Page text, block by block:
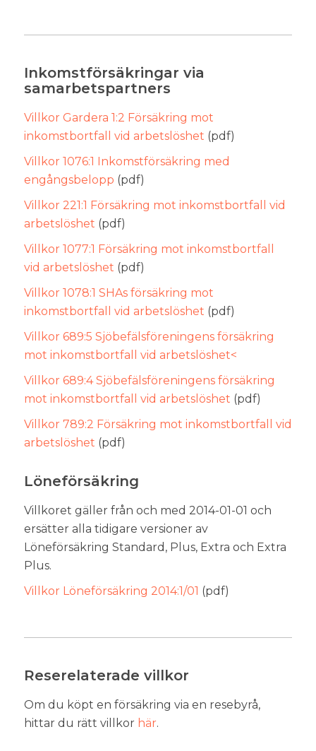
Inkomstförsäkringar via
samarbetspartners
Villkor Gardera 1:2 Försäkring mot
inkomstbortfall vid arbetslöshet (pdf)
Villkor 1076:1 Inkomstförsäkring med
engångsbelopp (pdf)
Villkor 221:1 Försäkring mot inkomstbortfall vid
arbetslöshet (pdf)
Villkor 1077:1 Försäkring mot inkomstbortfall
vid arbetslöshet (pdf)
Villkor 1078:1 SHAs försäkring mot
inkomstbortfall vid arbetslöshet (pdf)
Villkor 689:5 Sjöbefälsföreningens försäkring
mot inkomstbortfall vid arbetslöshet<
Villkor 689:4 Sjöbefälsföreningens försäkring
mot inkomstbortfall vid arbetslöshet (pdf)
Villkor 789:2 Försäkring mot inkomstbortfall vid
arbetslöshet (pdf)
Löneförsäkring
Villkoret gäller från och med 2014-01-01 och
ersätter alla tidigare versioner av
Löneförsäkring Standard, Plus, Extra och Extra
Plus.
Villkor Löneförsäkring 2014:1/01 (pdf)
Reserelaterade villkor
Om du köpt en försäkring via en resebyrå,
hittar du rätt villkor här.